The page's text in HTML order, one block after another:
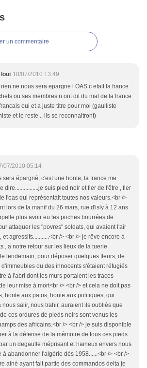
un commentaire
18/07/2010 13:49
ne nous sera epargne l OAS c etait la france
ou ses membres n ont dit du mal de la france
oui et a juste titre pour moi (gaulliste
et le reste .. ils se reconnaitront)
07/2010 05:14
sera épargné, c'est une honte, la france me
dire................je suis pied noir et fier de l'être , fier
l'oas qui représentait toutes nos valeurs.<br />
lors de la manif du 26 mars, rue d'isly à 12 ans
plus avoir eu les poches bourrées de
attaquer les "povres" soldats, qui avaient l'air
et agressifs...........<br /> <br /> je rêve encore à
, a notre retour sur les lieux de la tuerie
lendemain, pour déposer quelques fleurs, de
ou des innocents s'étaient réfugiés
à l'abri dont les murs portaient les traces
leur mise à mort<br /> <br /> et cela ne doit pas
honte aux patos, honte aux politiques, qui
nous salir, nous trahir, auraient ils oubliés que
ces ordures de pieds noirs sont venus les
des africains.<br /> <br /> je suis disponible
à la défense de la mémoire de tous ces pieds
un degaulle méprisant et haineux envers nous
à abandonner l'algérie dés 1958......<br /> <br />
ainé ayant fait partie des commandos delta je